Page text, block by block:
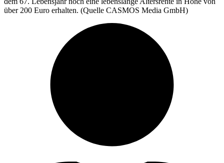
über 200 Euro erhalten. (Quelle CASMOS Media GmbH)